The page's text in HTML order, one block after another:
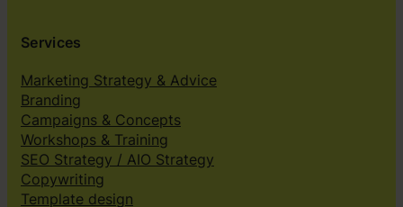
Services
Marketing Strategy & Advice
Branding
Campaigns & Concepts
Workshops & Training
SEO Strategy / AIO Strategy
Copywriting
Template design